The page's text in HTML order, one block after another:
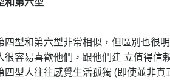
四型和第六型非常相似，但區別也很
很容易喜歡他們，跟他們建 立值得
四型人往往感覺生活孤獨 (即使並非